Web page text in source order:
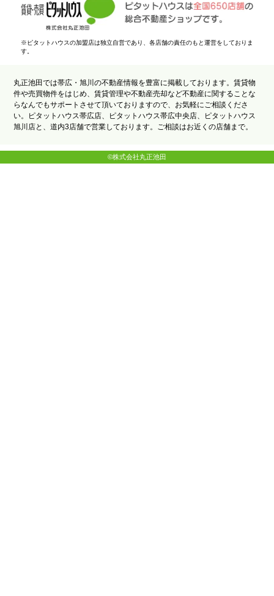
※ピタットハウスの加盟店は独立自営であり、各店舗の責任のもと運営をしておりま
す。
丸正池田では帯広・旭川の不動産情報を豊富に掲載しております。賃貸物
件や売買物件をはじめ、賃貸管理や不動産売却など不動産に関することな
らなんでもサポートさせて頂いておりますので、お気軽にご相談くださ
い。ピタットハウス帯広店、ピタットハウス帯広中央店、ピタットハウス
旭川店と、道内3店舗で営業しております。ご相談はお近くの店舗まで。
©株式会社丸正池田